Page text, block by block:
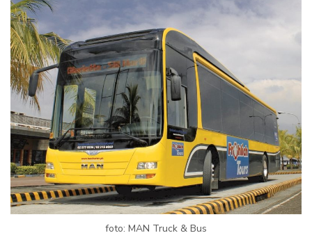
foto: MAN Truck & Bus